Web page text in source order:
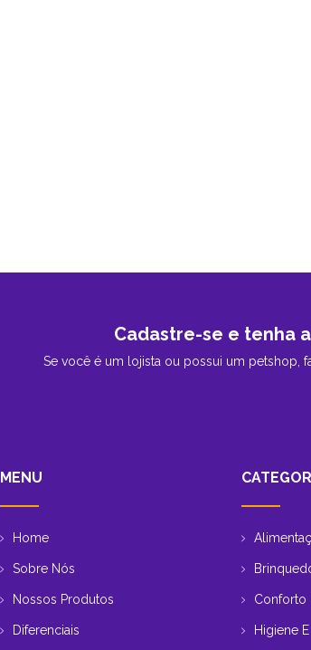
Cadastre-se e tenha
Se você é um lojista ou possui um petshop,
MENU
Home
Sobre Nós
Nossos Produtos
Diferenciais
Conforto
Higiene